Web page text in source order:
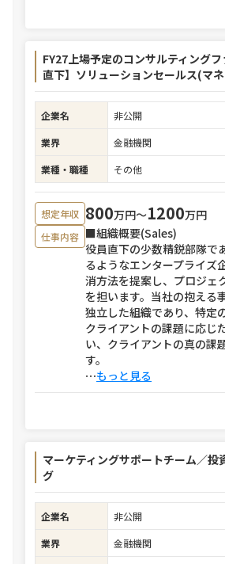
FY27上場予定のコンサルティング
直下】ソリューションセールス(マ
企業名
非公開
業界
金融機関
業種・職種
その他
想定年収 800万円〜1200万円
仕事内容 ■組織概要(Sales)
役員直下の少数精鋭部隊で
るようなエンタープライズ
消方法を提案し、プロジェ
を担います。当社の抱える
独立した組織であり、特定
クライアントの課題に応じ
い、クライアントの真の課
す。
⋯もっと見る
マーケティングサポートチーム／投
グ
企業名
非公開
業界
金融機関